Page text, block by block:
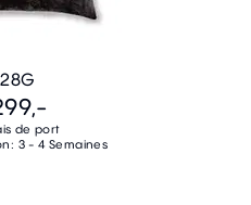
de port
3 - 4 Semaines